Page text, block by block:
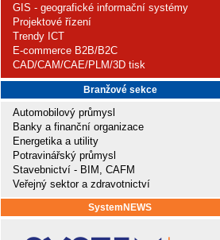
GIS - geografické informační systémy
Projektové řízení
Trendy ICT
E-commerce B2B/B2C
CAD/CAM/CAE/PLM/3D tisk
Branžové sekce
Automobilový průmysl
Banky a finanční organizace
Energetika a utility
Potravinářský průmysl
Stavebnictví - BIM, CAFM
Veřejný sektor a zdravotnictví
SystemNEWS